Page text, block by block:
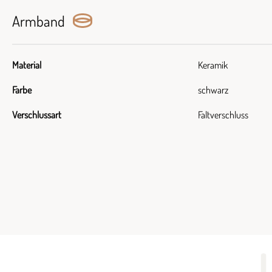
Armband
Material Keramik
Farbe schwarz
Verschlussart Faltverschluss